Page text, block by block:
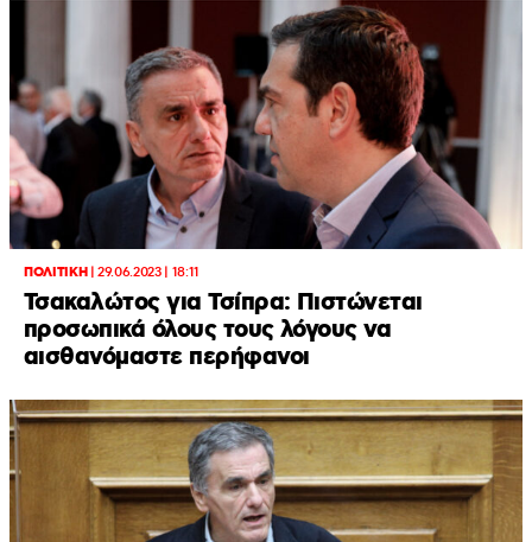
ΠΟΛΙΤΙΚΗ|29.06.2023 | 18:11
Τσακαλώτος για Τσίπρα: Πιστώνεται
προσωπικά όλους τους λόγους να
αισθανόμαστε περήφανοι